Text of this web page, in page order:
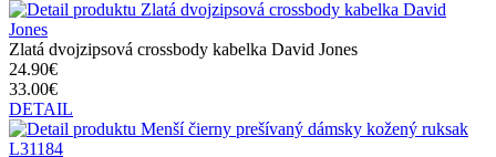
Zlatá dvojzipsová crossbody kabelka David Jones
24.90€
33.00€
DETAIL